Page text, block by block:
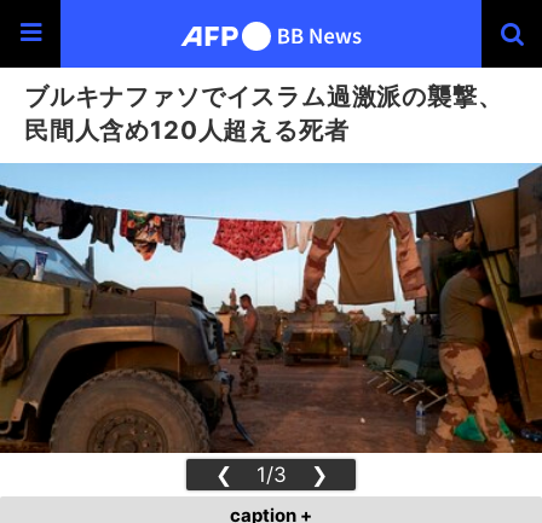
ブルキナファソでイスラム過激派の襲撃、
民間人含め120人超える死者
❮ 1/3 ❯
caption +